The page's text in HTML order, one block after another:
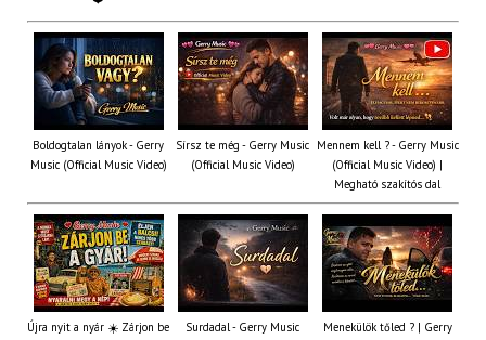
Boldogtalan lányok - Gerry
Music (Official Music Video)
Sírsz te még - Gerry Music
(Official Music Video)
Mennem kell ? - Gerry Music
(Official Music Video) |
Megható szakítós dal
Újra nyit a nyár ☀️ Zárjon be
Surdadal - Gerry Music
Menekülök tőled ? | Gerry